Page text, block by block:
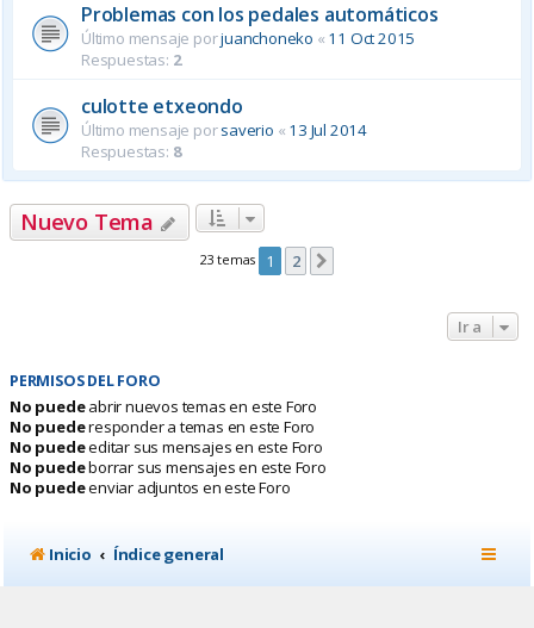
Problemas con los pedales automáticos
Último mensaje porjuanchoneko « 11 Oct 2015
Respuestas: 2
culotte etxeondo
Último mensaje porsaverio « 13 Jul 2014
Respuestas: 8
Nuevo Tema
23 temas 1 2
Ir a
PERMISOS DEL FORO
No puedeabrir nuevos temas en este Foro
No puederesponder a temas en este Foro
No puedeeditar sus mensajes en este Foro
No puedeborrar sus mensajes en este Foro
No puedeenviar adjuntos en este Foro
Inicio Índice general